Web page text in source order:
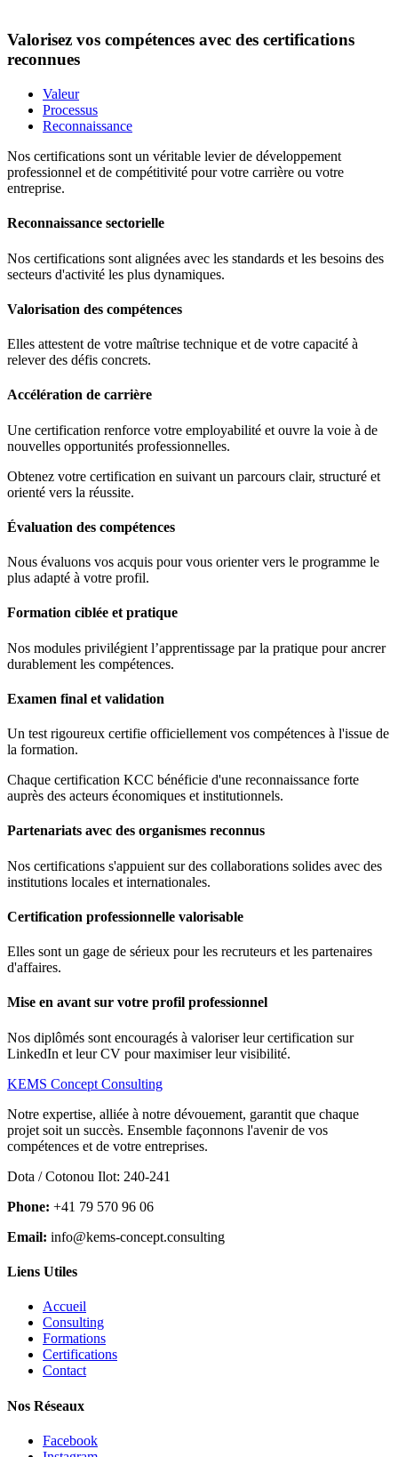
Valorisez vos compétences avec des certifications
reconnues
Valeur
Processus
Reconnaissance
Nos certifications sont un véritable levier de développement
professionnel et de compétitivité pour votre carrière ou votre
entreprise.
Reconnaissance sectorielle
Nos certifications sont alignées avec les standards et les besoins des
secteurs d'activité les plus dynamiques.
Valorisation des compétences
Elles attestent de votre maîtrise technique et de votre capacité à
relever des défis concrets.
Accélération de carrière
Une certification renforce votre employabilité et ouvre la voie à de
nouvelles opportunités professionnelles.
Obtenez votre certification en suivant un parcours clair, structuré et
orienté vers la réussite.
Évaluation des compétences
Nous évaluons vos acquis pour vous orienter vers le programme le
plus adapté à votre profil.
Formation ciblée et pratique
Nos modules privilégient l’apprentissage par la pratique pour ancrer
durablement les compétences.
Examen final et validation
Un test rigoureux certifie officiellement vos compétences à l'issue de
la formation.
Chaque certification KCC bénéficie d'une reconnaissance forte
auprès des acteurs économiques et institutionnels.
Partenariats avec des organismes reconnus
Nos certifications s'appuient sur des collaborations solides avec des
institutions locales et internationales.
Certification professionnelle valorisable
Elles sont un gage de sérieux pour les recruteurs et les partenaires
d'affaires.
Mise en avant sur votre profil professionnel
Nos diplômés sont encouragés à valoriser leur certification sur
LinkedIn et leur CV pour maximiser leur visibilité.
KEMS Concept Consulting
Notre expertise, alliée à notre dévouement, garantit que chaque
projet soit un succès. Ensemble façonnons l'avenir de vos
compétences et de votre entreprises.
Dota / Cotonou Ilot: 240-241
Phone: +41 79 570 96 06
Email: info@kems-concept.consulting
Liens Utiles
Accueil
Consulting
Formations
Certifications
Contact
Nos Réseaux
Facebook